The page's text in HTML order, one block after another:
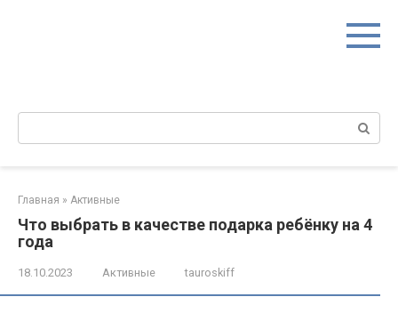
Поиск:
Главная » Активные
Что выбрать в качестве подарка ребёнку на 4
года
18.10.2023 Активные tauroskiff